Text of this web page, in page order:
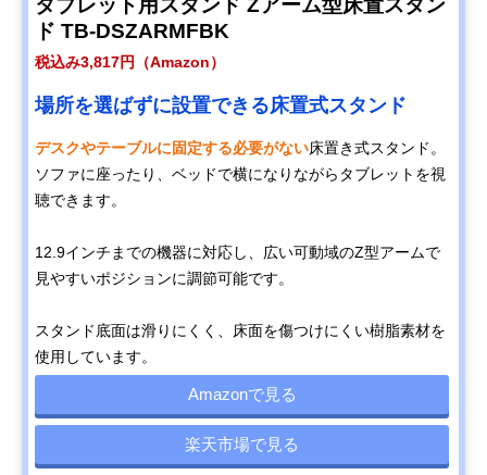
ド TB-DSZARMFBK
税込み3,817円（Amazon）
場所を選ばずに設置できる床置式スタンド
デスクやテーブルに固定する必要がない床置き式スタンド。
ソファに座ったり、ベッドで横になりながらタブレットを視
聴できます。
12.9インチまでの機器に対応し、広い可動域のZ型アームで
見やすいポジションに調節可能です。
スタンド底面は滑りにくく、床面を傷つけにくい樹脂素材を
使用しています。
Amazonで見る
楽天市場で見る